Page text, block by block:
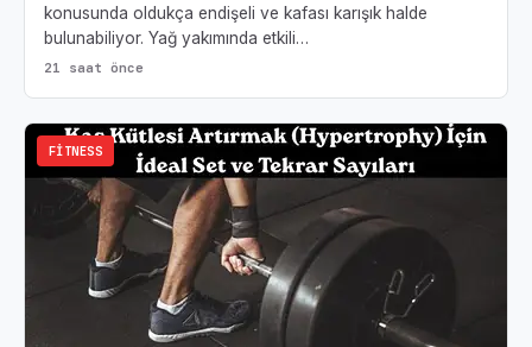
konusunda oldukça endişeli ve kafası karışık halde
bulunabiliyor. Yağ yakımında etkili…
21 saat önce
FITNESS